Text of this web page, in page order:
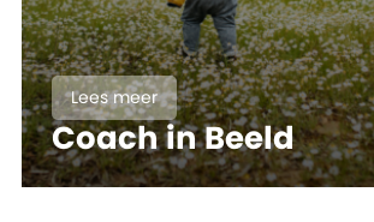
Lees meer
Coach in Beeld